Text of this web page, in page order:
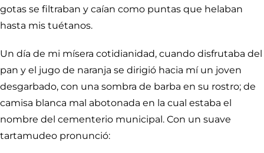
gotas se filtraban y caían como puntas que helaban
hasta mis tuétanos.
Un día de mi mísera cotidianidad, cuando disfrutaba del
pan y el jugo de naranja se dirigió hacia mí un joven
desgarbado, con una sombra de barba en su rostro; de
camisa blanca mal abotonada en la cual estaba el
nombre del cementerio municipal. Con un suave
tartamudeo pronunció: